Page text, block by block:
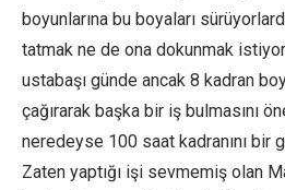
boyunlarına bu boyaları
tatmak ne de ona dokunmak
ustabaşı günde ancak 8 kadran
çağırarak başka bir iş bulmasını
neredeyse 100 saat kadranını bir
Zaten yaptığı işi sevmemiş olan